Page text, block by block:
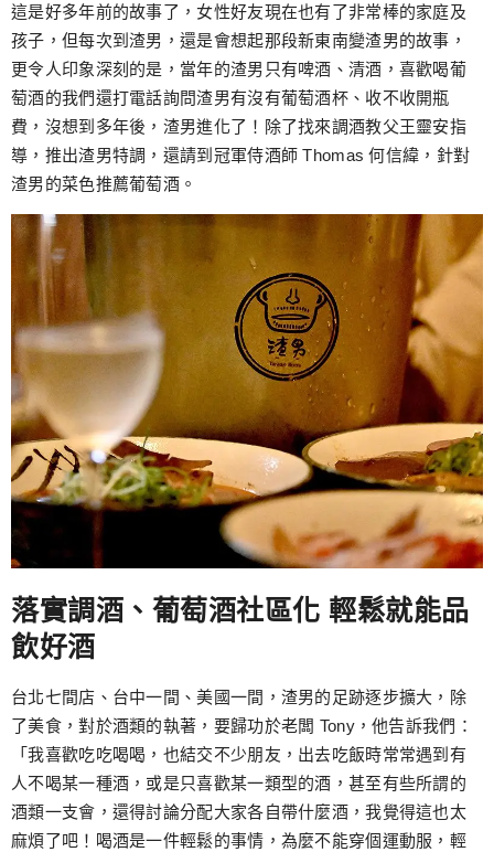
這是好多年前的故事了，女性好友現在也有了非常棒的家庭及
孩子，但每次到渣男，還是會想起那段新東南變渣男的故事，
更令人印象深刻的是，當年的渣男只有啤酒、清酒，喜歡喝葡
萄酒的我們還打電話詢問渣男有沒有葡萄酒杯、收不收開瓶
費，沒想到多年後，渣男進化了！除了找來調酒教父王靈安指
導，推出渣男特調，還請到冠軍侍酒師 Thomas 何信緯，針對
渣男的菜色推薦葡萄酒。
落實調酒、葡萄酒社區化 輕鬆就能品
飲好酒
台北七間店、台中一間、美國一間，渣男的足跡逐步擴大，除
了美食，對於酒類的執著，要歸功於老闆 Tony，他告訴我們：
「我喜歡吃吃喝喝，也結交不少朋友，出去吃飯時常常遇到有
人不喝某一種酒，或是只喜歡某一類型的酒，甚至有些所謂的
酒類一支會，還得討論分配大家各自帶什麼酒，我覺得這也太
麻煩了吧！喝酒是一件輕鬆的事情，為麼不能穿個運動服，輕